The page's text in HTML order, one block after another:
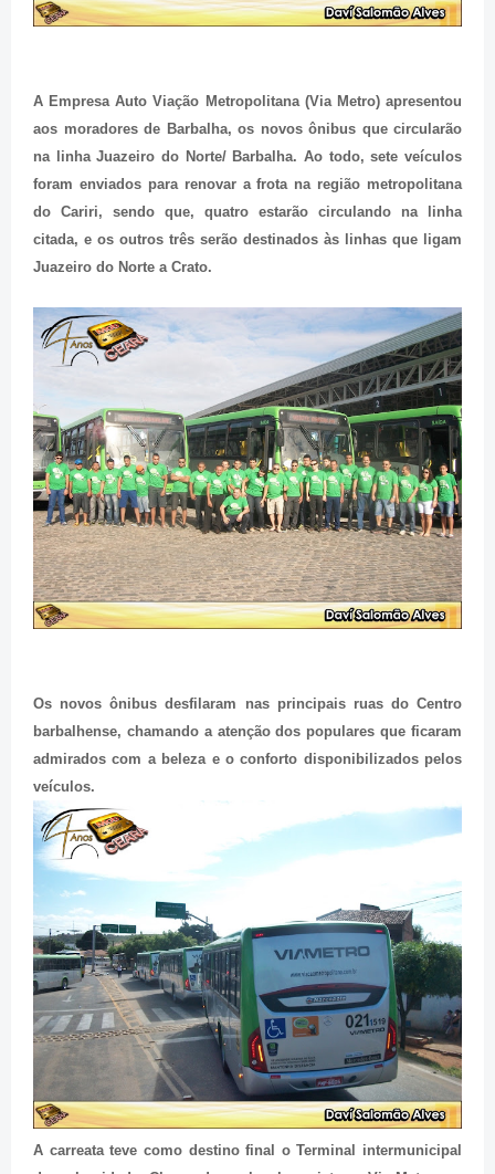
A Empresa Auto Viação Metropolitana (Via Metro) apresentou
aos moradores de Barbalha, os novos ônibus que circularão
na linha Juazeiro do Norte/ Barbalha. Ao todo, sete veículos
foram enviados para renovar a frota na região metropolitana
do Cariri, sendo que, quatro estarão circulando na linha
citada, e os outros três serão destinados às linhas que ligam
Juazeiro do Norte a Crato.
Os novos ônibus desfilaram nas principais ruas do Centro
barbalhense, chamando a atenção dos populares que ficaram
admirados com a beleza e o conforto disponibilizados pelos
veículos.
A carreata teve como destino final o Terminal intermunicipal